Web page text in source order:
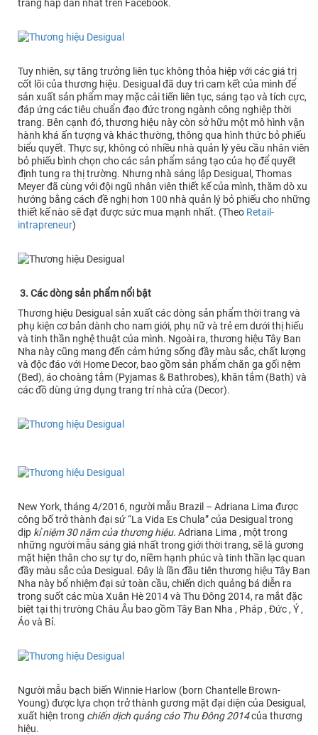
trang hấp dẫn nhất trên Facebook.
Tuy nhiên, sự tăng trưởng liên tục không thỏa hiệp với các giá trị
cốt lõi của thương hiệu. Desigual đã duy trì cam kết của mình để
sản xuất sản phẩm may mặc cải tiến liên tục, sáng tạo và tích cực,
đáp ứng các tiêu chuẩn đạo đức trong ngành công nghiệp thời
trang. Bên cạnh đó, thương hiệu này còn sở hữu một mô hình vận
hành khá ấn tượng và khác thường, thông qua hình thức bỏ phiếu
biểu quyết. Thực sự, không có nhiều nhà quản lý yêu cầu nhân viên
bỏ phiếu bình chọn cho các sản phẩm sáng tạo của họ để quyết
định tung ra thị trường. Nhưng nhà sáng lập Desigual, Thomas
Meyer đã cùng với đội ngũ nhân viên thiết kế của mình, thăm dò xu
hướng bằng cách đề nghị hơn 100 nhà quản lý bỏ phiếu cho những
thiết kế nào sẽ đạt được sức mua mạnh nhất. (Theo Retail-
intrapreneur)
3. Các dòng sản phẩm nổi bật
Thương hiệu Desigual sản xuất các dòng sản phẩm thời trang và
phụ kiện cơ bản dành cho nam giới, phụ nữ và trẻ em dưới thị hiếu
và tinh thần nghệ thuật của mình. Ngoài ra, thương hiệu Tây Ban
Nha này cũng mang đến cảm hứng sống đầy màu sắc, chất lượng
và độc đáo với Home Decor, bao gồm sản phẩm chăn ga gối nệm
(Bed), áo choàng tắm (Pyjamas & Bathrobes), khăn tắm (Bath) và
các đồ dùng ứng dụng trang trí nhà cửa (Decor).
New York, tháng 4/2016, người mẫu Brazil – Adriana Lima được
công bố trở thành đại sứ “La Vida Es Chula” của Desigual trong
dịp kỉ niệm 30 năm của thương hiệu. Adriana Lima , một trong
những người mẫu sáng giá nhất trong giới thời trang, sẽ là gương
mặt hiện thân cho sự tự do, niềm hạnh phúc và tinh thần lạc quan
đầy màu sắc của Desigual. Đây là lần đầu tiên thương hiệu Tây Ban
Nha này bổ nhiệm đại sứ toàn cầu, chiến dịch quảng bá diễn ra
trong suốt các mùa Xuân Hè 2014 và Thu Đông 2014, ra mắt đặc
biệt tại thị trường Châu Âu bao gồm Tây Ban Nha , Pháp , Đức , Ý ,
Áo và Bỉ.
Người mẫu bạch biến Winnie Harlow (born Chantelle Brown-
Young) được lựa chọn trở thành gương mặt đại diện của Desigual,
xuất hiện trong chiến dịch quảng cáo Thu Đông 2014của thương
hiệu.